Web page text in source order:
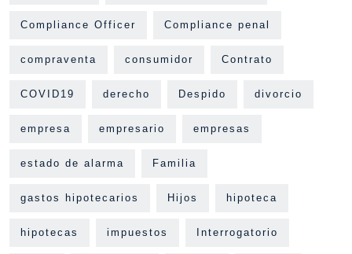
Compliance Officer Compliance penal
compraventa consumidor Contrato
COVID19 derecho Despido divorcio
empresa empresario empresas
estado de alarma Familia
gastos hipotecarios Hijos hipoteca
hipotecas impuestos Interrogatorio